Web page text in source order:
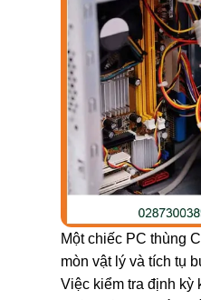
Một chiếc PC thùng
mòn vật lý và tích tụ
Việc kiểm tra định kỳ